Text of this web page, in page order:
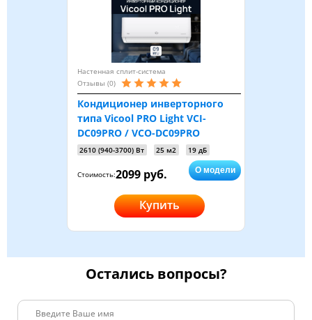
Настенная сплит-система
Отзывы (0)
Кондиционер инверторного
типа Vicool PRO Light VCI-
DC09PRO / VCO-DC09PRO
2610 (940-3700) Вт 25 м2 19 дБ
Стоимость:2099 руб. О модели
Купить
Остались вопросы?